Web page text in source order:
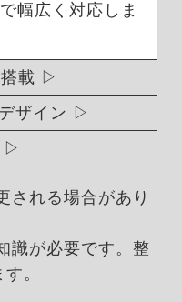
幅広く対応しま
載
ザイン
される場合があり
識が必要です。整
。